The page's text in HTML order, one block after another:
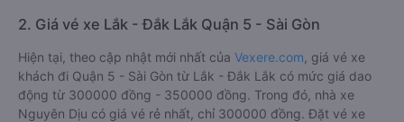
2. Giá vé xe Lắk - Đắk Lắk Quận 5 - Sài Gòn
Hiện tại, theo cập nhật mới nhất của Vexere.com , giá vé xe
khách đi Quận 5 - Sài Gòn từ Lắk - Đắk Lắk có mức giá dao
động từ 300000 đồng - 350000 đồng. Trong đó, nhà xe
Nguyên Dịu có giá vé rẻ nhất, chỉ 300000 đồng. Đặt vé xe